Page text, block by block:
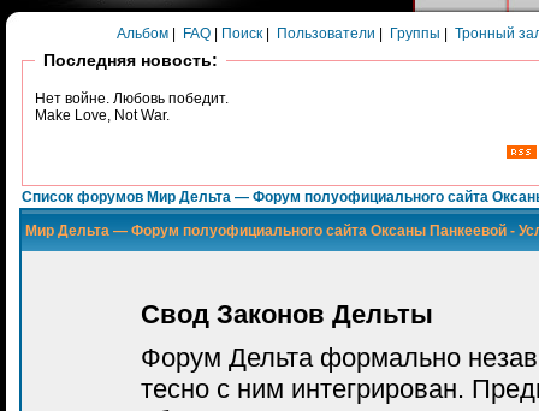
Альбом FAQ Поиск Пользователи Группы Тронный
Последняя новость:
Нет войне. Любовь победит.
Make Love, Not War.
Список форумов Мир Дельта — Форум полуофициального сайта
Мир Дельта — Форум полуофициального сайта Оксаны Панкеевой -
Свод Законов Дельты
Форум Дельта формально
тесно с ним интегрирован.